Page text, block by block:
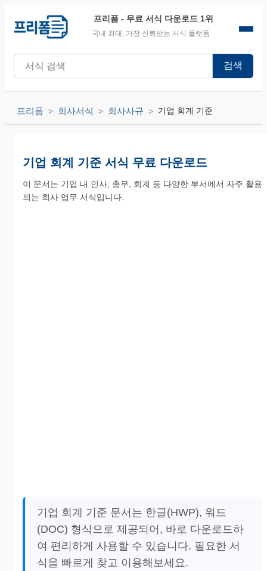
프리폼 - 무료 서식 다운로드 1위
국내 최대, 가장 신뢰받는 서식 플랫폼
검색
프리폼 회사서식 회사사규 기업 회계 기준
기업 회계 기준 서식 무료 다운로드
이 문서는 기업 내 인사, 총무, 회계 등 다양한 부서에서 자주 활용
되는 회사 업무 서식입니다.
기업 회계 기준 문서는 한글(HWP), 워드
(DOC) 형식으로 제공되어, 바로 다운로드하
여 편리하게 사용할 수 있습니다. 필요한 서
식을 빠르게 찾고 이용해보세요.